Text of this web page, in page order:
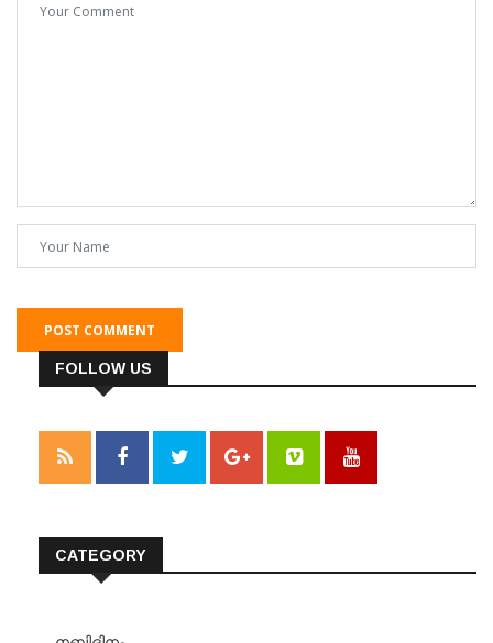
POST COMMENT
FOLLOW US
CATEGORY